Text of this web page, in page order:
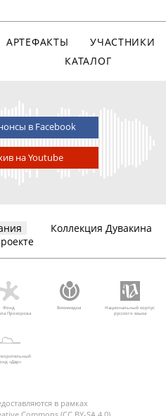
АРТЕФАКТЫ
УЧАСТНИКИ
КАТАЛОГ
в Facebook
на Youtube
Коллекция Дувакина
Фонд
Прохорова
Викимедиа
Национальный корпус
русского языка
«Дар»
в рамках